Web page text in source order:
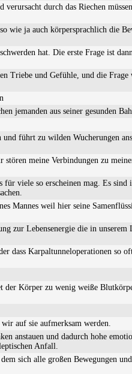
durch das Riechen
wie ja auch körpersprachlich die
hat. Die erste Frage ist
Triebe und Gefühle, und die Frage
jemanden aus seiner gesunden
führt zu wilden Wucherungen
meine Verbindungen zu
viele so erscheinen mag. Es sind
Mannes weil hier seine
zur Lebensenergie die in unserem
dass Karpaltunneloperationen so
der Körper zu wenig weiße
auf sie aufmerksam werden.
anstauen und dadurch hohe
Anfall.
sich alle großen Bewegungen und